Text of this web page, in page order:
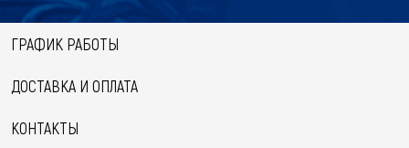
ГРАФИК РАБОТЫ
ДОСТАВКА И ОПЛАТА
КОНТАКТЫ